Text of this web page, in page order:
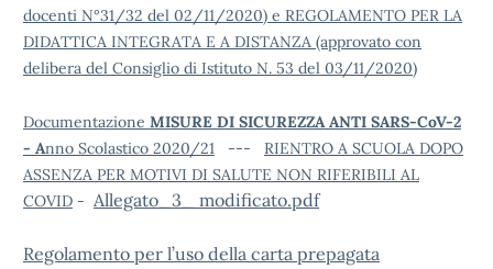
docenti N°31/32 del 02/11/2020) e REGOLAMENTO PER LA
DIDATTICA INTEGRATA E A DISTANZA (approvato con
delibera del Consiglio di Istituto N. 53 del 03/11/2020)
Documentazione MISURE DI SICUREZZA ANTI SARS-CoV-2
- Anno Scolastico 2020/21 --- RIENTRO A SCUOLA DOPO
ASSENZA PER MOTIVI DI SALUTE NON RIFERIBILI AL
COVID - Allegato_3_ modificato.pdf
Regolamento per l’uso della carta prepagata